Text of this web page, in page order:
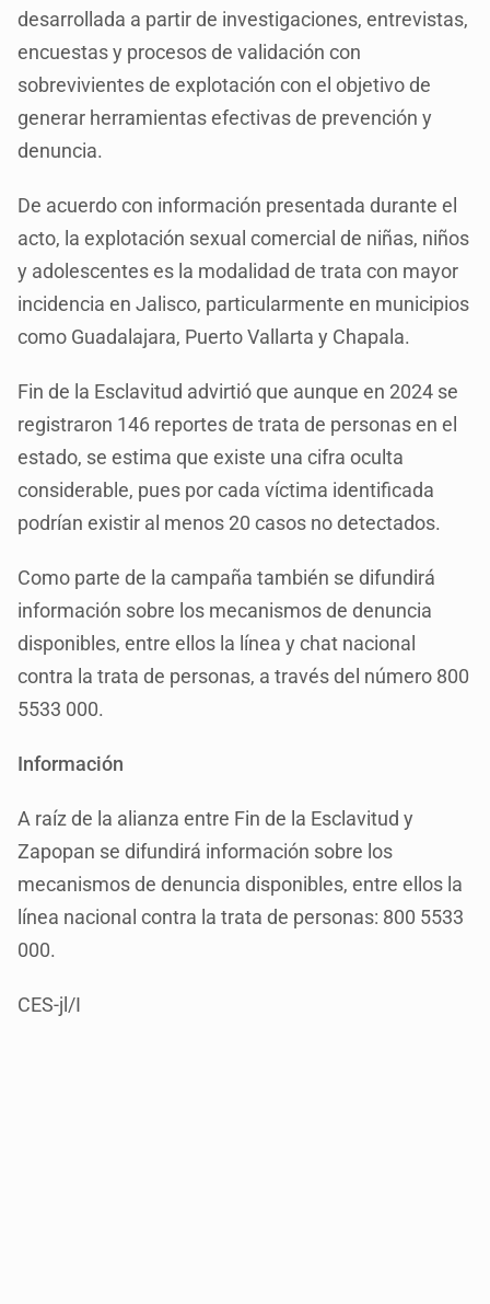
desarrollada a partir de investigaciones, entrevistas,
encuestas y procesos de validación con
sobrevivientes de explotación con el objetivo de
generar herramientas efectivas de prevención y
denuncia.
De acuerdo con información presentada durante el
acto, la explotación sexual comercial de niñas, niños
y adolescentes es la modalidad de trata con mayor
incidencia en Jalisco, particularmente en municipios
como Guadalajara, Puerto Vallarta y Chapala.
Fin de la Esclavitud advirtió que aunque en 2024 se
registraron 146 reportes de trata de personas en el
estado, se estima que existe una cifra oculta
considerable, pues por cada víctima identificada
podrían existir al menos 20 casos no detectados.
Como parte de la campaña también se difundirá
información sobre los mecanismos de denuncia
disponibles, entre ellos la línea y chat nacional
contra la trata de personas, a través del número 800
5533 000.
Información
A raíz de la alianza entre Fin de la Esclavitud y
Zapopan se difundirá información sobre los
mecanismos de denuncia disponibles, entre ellos la
línea nacional contra la trata de personas: 800 5533
000.
CES-jl/I